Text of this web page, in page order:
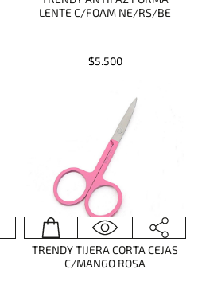
LENTE C/FOAM NE/RS/BE
$5.500
TRENDY TIJERA CORTA CEJAS
C/MANGO ROSA